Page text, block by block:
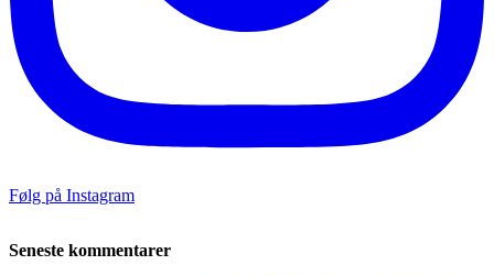
Følg på Instagram
Seneste kommentarer